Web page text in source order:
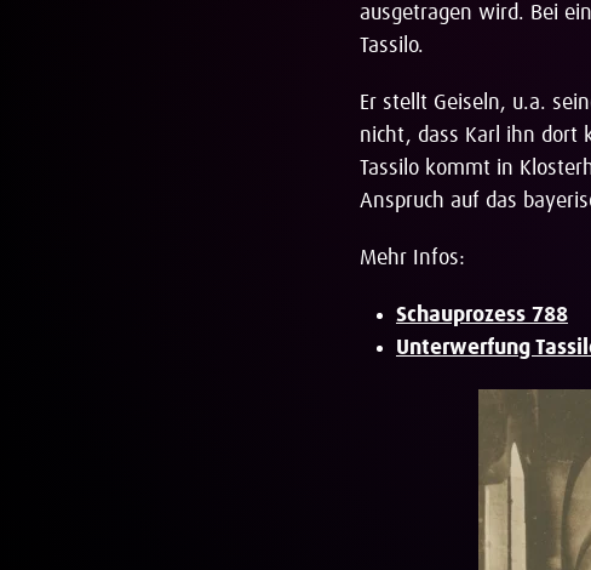
ausgetragen wird. Bei
Tassilo.
Er stellt Geiseln, u.a.
nicht, dass Karl ihn dort
Tassilo kommt in
Anspruch auf das
Mehr Infos:
Schauprozess 788
Unterwerfung